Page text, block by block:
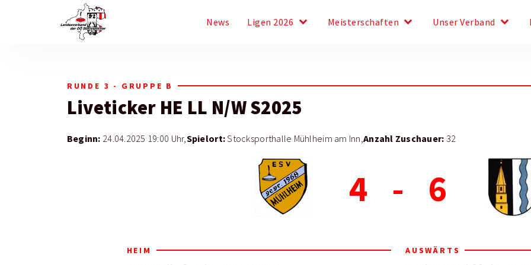
News Ligen 2026 keyboard_arrow_down Meisterschaften keyboard_arrow_down Unser Verband keyboard_arrow_down
RUNDE 3 - GRUPPE B
Liveticker HE LL N/W S2025
Beginn: 24.04.2025 19:00 Uhr,Spielort:Stocksporthalle Mühlheim am Inn,Anzahl Zuschauer: 32
4 - 6
HEIM AUSWÄRTS